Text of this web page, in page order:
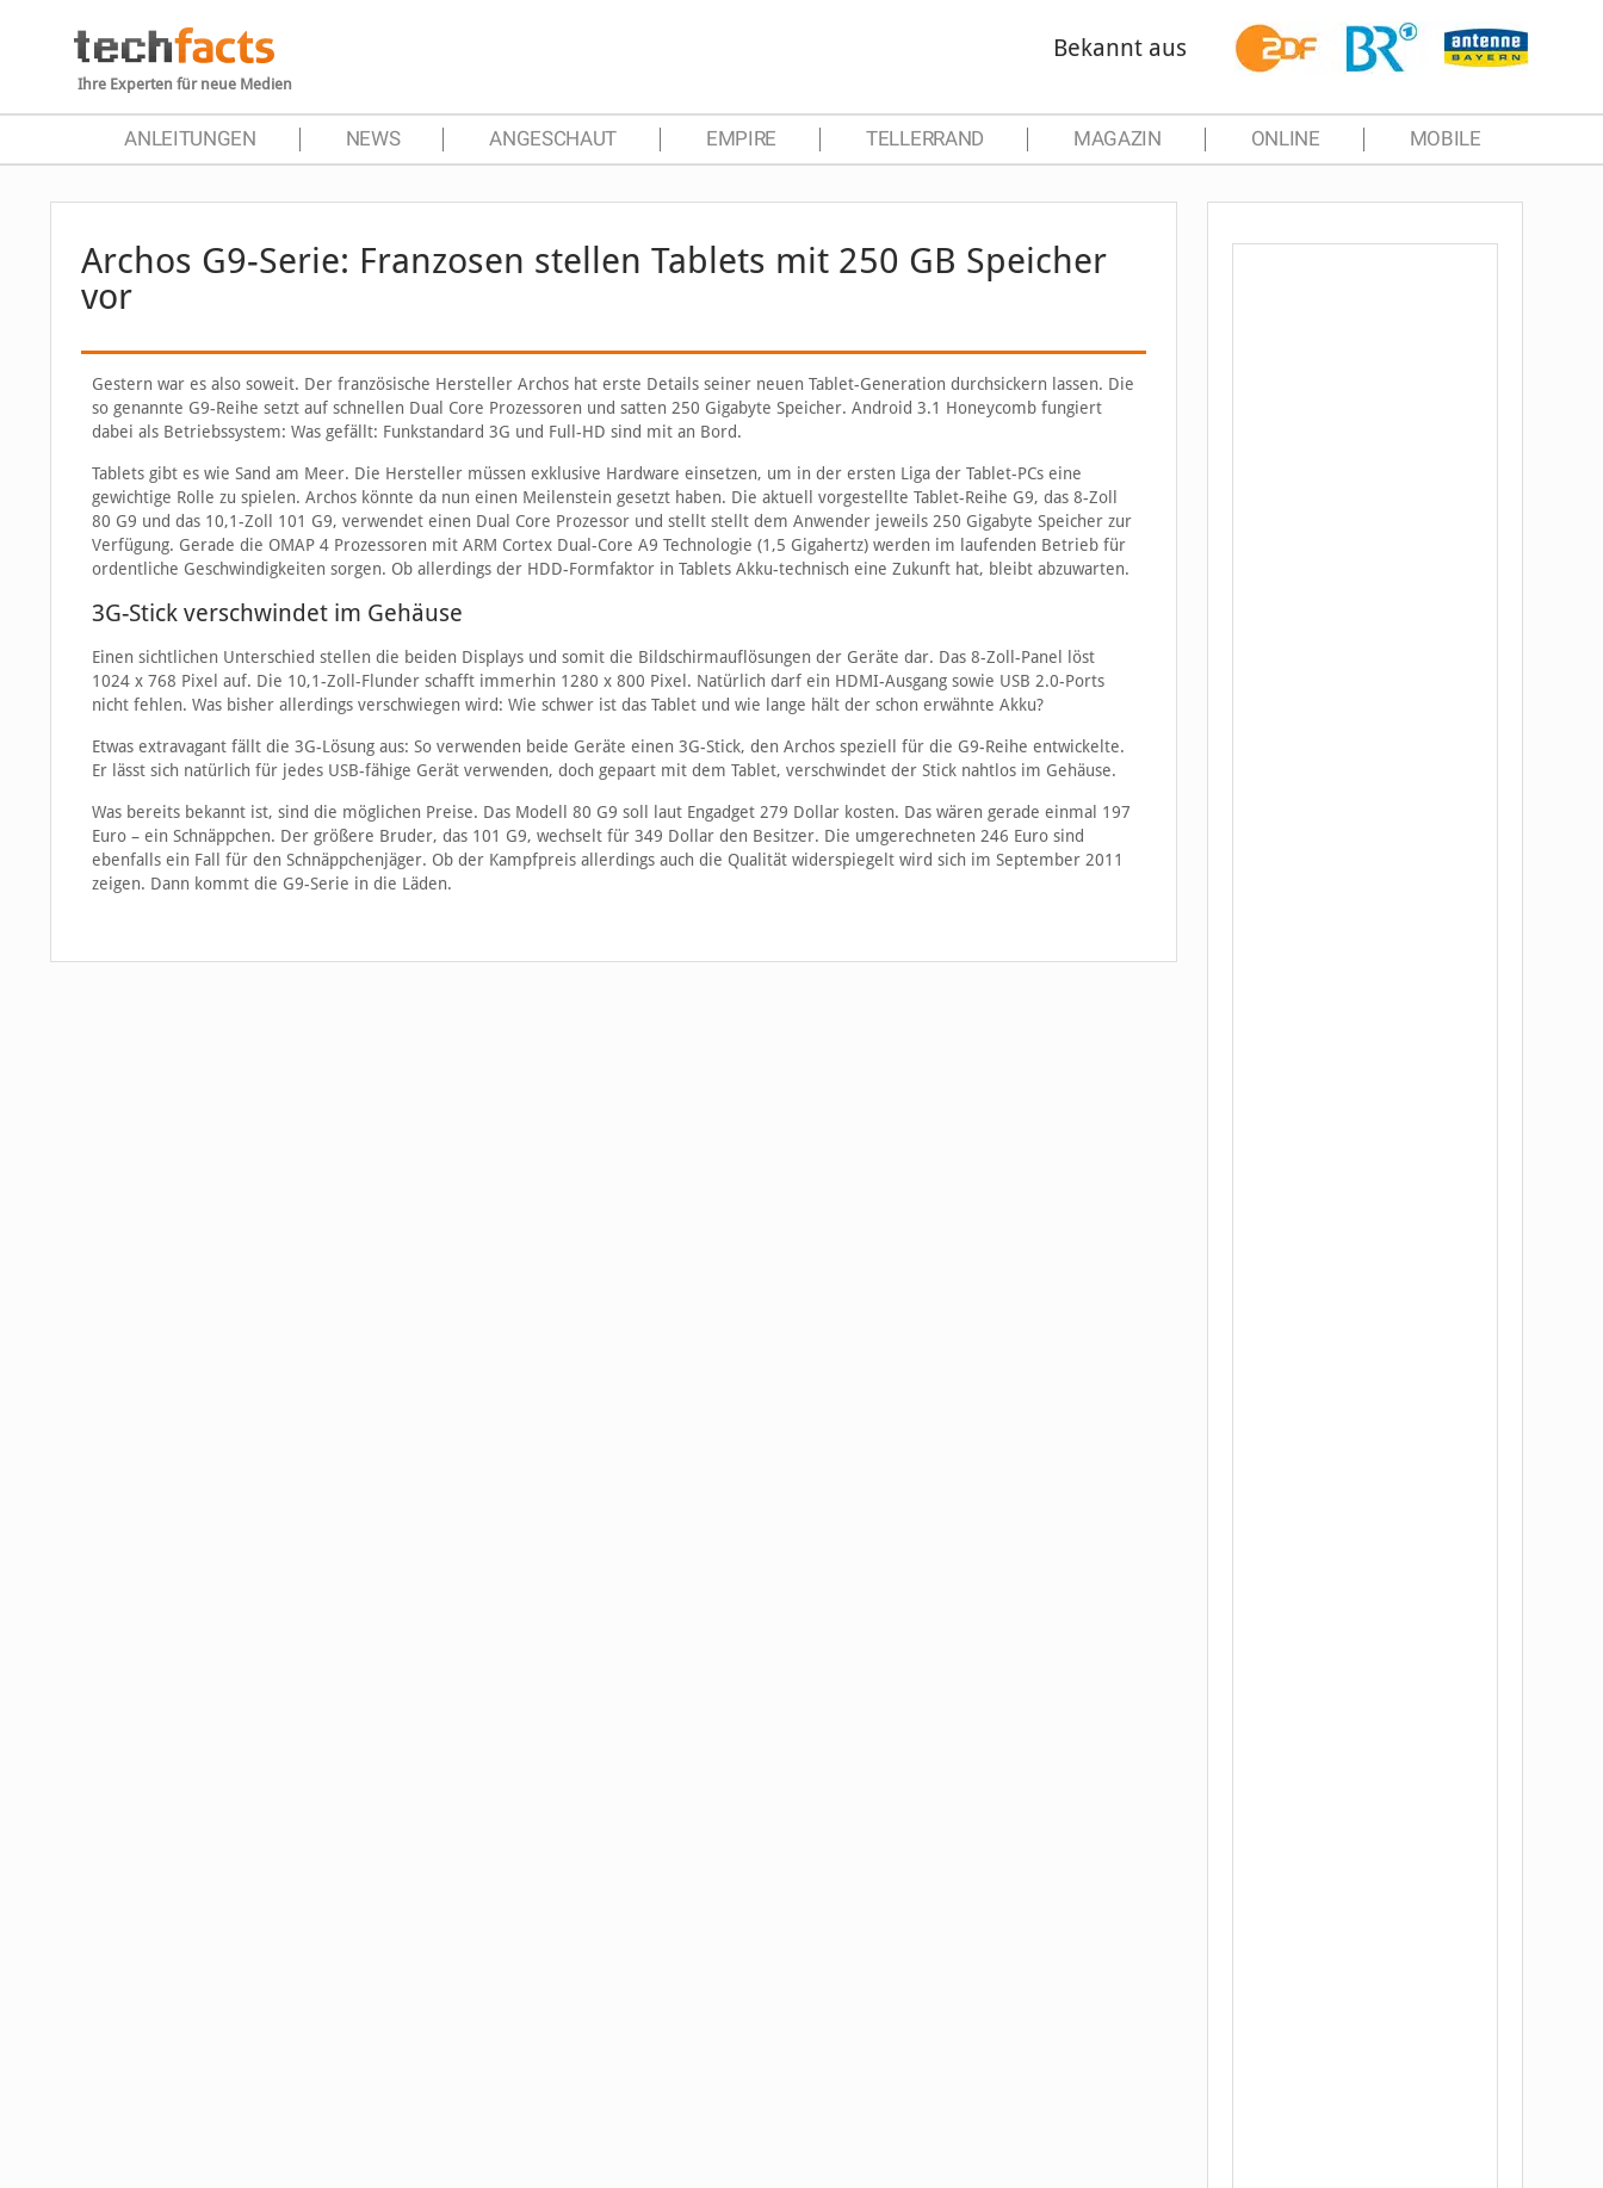
Ihre Experten für neue Medien
Bekannt aus
ANLEITUNGEN NEWS ANGESCHAUT EMPIRE TELLERRAND MAGAZIN ONLINE MOBILE
Archos G9-Serie: Franzosen stellen Tablets mit 250 GB Speicher
vor
Gestern war es also soweit. Der französische Hersteller Archos hat erste Details seiner neuen Tablet-Generation durchsickern lassen. Die
so genannte G9-Reihe setzt auf schnellen Dual Core Prozessoren und satten 250 Gigabyte Speicher. Android 3.1 Honeycomb fungiert
dabei als Betriebssystem: Was gefällt: Funkstandard 3G und Full-HD sind mit an Bord.
Tablets gibt es wie Sand am Meer. Die Hersteller müssen exklusive Hardware einsetzen, um in der ersten Liga der Tablet-PCs eine
gewichtige Rolle zu spielen. Archos könnte da nun einen Meilenstein gesetzt haben. Die aktuell vorgestellte Tablet-Reihe G9, das 8-Zoll
80 G9 und das 10,1-Zoll 101 G9, verwendet einen Dual Core Prozessor und stellt stellt dem Anwender jeweils 250 Gigabyte Speicher zur
Verfügung. Gerade die OMAP 4 Prozessoren mit ARM Cortex Dual-Core A9 Technologie (1,5 Gigahertz) werden im laufenden Betrieb für
ordentliche Geschwindigkeiten sorgen. Ob allerdings der HDD-Formfaktor in Tablets Akku-technisch eine Zukunft hat, bleibt abzuwarten.
3G-Stick verschwindet im Gehäuse
Einen sichtlichen Unterschied stellen die beiden Displays und somit die Bildschirmauflösungen der Geräte dar. Das 8-Zoll-Panel löst
1024 x 768 Pixel auf. Die 10,1-Zoll-Flunder schafft immerhin 1280 x 800 Pixel. Natürlich darf ein HDMI-Ausgang sowie USB 2.0-Ports
nicht fehlen. Was bisher allerdings verschwiegen wird: Wie schwer ist das Tablet und wie lange hält der schon erwähnte Akku?
Etwas extravagant fällt die 3G-Lösung aus: So verwenden beide Geräte einen 3G-Stick, den Archos speziell für die G9-Reihe entwickelte.
Er lässt sich natürlich für jedes USB-fähige Gerät verwenden, doch gepaart mit dem Tablet, verschwindet der Stick nahtlos im Gehäuse.
Was bereits bekannt ist, sind die möglichen Preise. Das Modell 80 G9 soll laut Engadget 279 Dollar kosten. Das wären gerade einmal 197
Euro – ein Schnäppchen. Der größere Bruder, das 101 G9, wechselt für 349 Dollar den Besitzer. Die umgerechneten 246 Euro sind
ebenfalls ein Fall für den Schnäppchenjäger. Ob der Kampfpreis allerdings auch die Qualität widerspiegelt wird sich im September 2011
zeigen. Dann kommt die G9-Serie in die Läden.